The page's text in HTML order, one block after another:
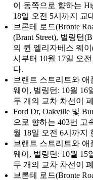
이 동쪽으로 향하는
18일 오전 5시까지 교
브론테 로드(Bronte
(Brant Street), 벌링턴
의 퀸 엘리자베스 웨이
시부터 10월 17일 오
다.
브랜트 스트리트와
웨이, 벌링턴: 10월 16
두 개의 교차 차선이
Ford Dr, Oakville 및
으로 향하는 403번 고
월 18일 오전 6시까지
브랜트 스트리트와
웨이, 벌링턴: 10월 15
두 개의 교차 차선이
브론테 로드(Bronte